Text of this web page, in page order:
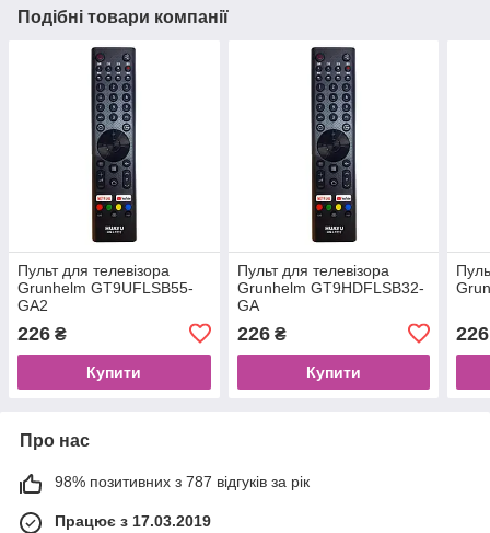
Подібні товари компанії
Пульт для телевізора
Grunhelm GT9UFLSB55-
GA2
226 ₴
Купити
Пульт для телевізора
Grunhelm GT9HDFLSB32-
GA
226₴
Купити
226
Про нас
98% позитивних з 787 відгуків за рік
Працює з 17.03.2019